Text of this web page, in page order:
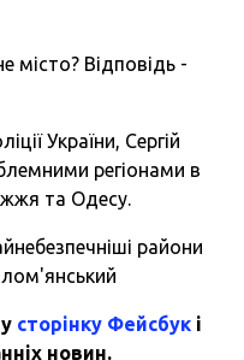
місто? Відповідь -
України, Сергій
регіонами в
та Одесу.
райони
сторінку Фейсбук і
новин.